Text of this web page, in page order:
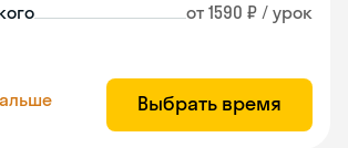
от 1590 ₽ / урок
Выбрать время